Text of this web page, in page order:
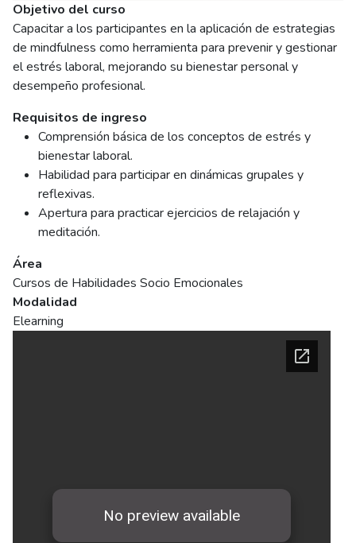
Objetivo del curso
Capacitar a los participantes en la aplicación de estrategias
de mindfulness como herramienta para prevenir y gestionar
el estrés laboral, mejorando su bienestar personal y
desempeño profesional.
Requisitos de ingreso
Comprensión básica de los conceptos de estrés y
bienestar laboral.
Habilidad para participar en dinámicas grupales y
reflexivas.
Apertura para practicar ejercicios de relajación y
meditación.
Área
Cursos de Habilidades Socio Emocionales
Modalidad
Elearning